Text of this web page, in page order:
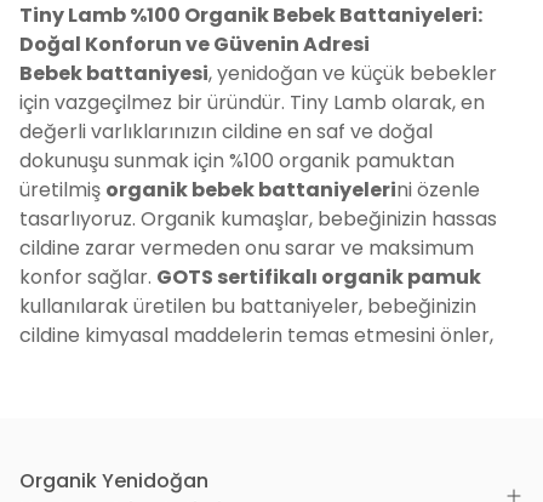
Tiny Lamb %100 Organik Bebek Battaniyeleri:
Doğal Konforun ve Güvenin Adresi
Bebek battaniyesi, yenidoğan ve küçük bebekler
için vazgeçilmez bir üründür. Tiny Lamb olarak, en
değerli varlıklarınızın cildine en saf ve doğal
dokunuşu sunmak için %100 organik pamuktan
üretilmiş organik bebek battaniyelerini özenle
tasarlıyoruz. Organik kumaşlar, bebeğinizin hassas
cildine zarar vermeden onu sarar ve maksimum
konfor sağlar. GOTS sertifikalı organik pamuk
kullanılarak üretilen bu battaniyeler, bebeğinizin
cildine kimyasal maddelerin temas etmesini önler,
hedefleyen, güvenilir ve kaliteli bir markadır.
Organik Yenidoğan